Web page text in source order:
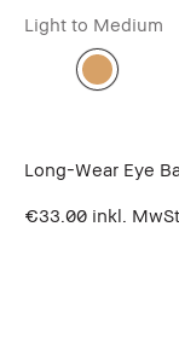
Light to Medium
Long-Wear Eye
€33.00 inkl.